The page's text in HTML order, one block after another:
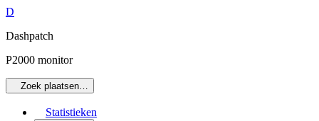
D
Dashpatch
P2000 monitor
Zoek plaatsen…
Statistieken